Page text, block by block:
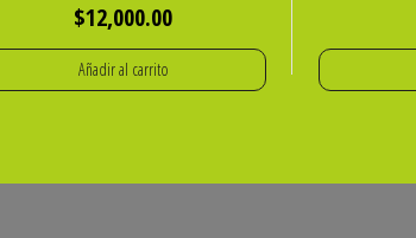
$12,000.00
Añadir al carrito